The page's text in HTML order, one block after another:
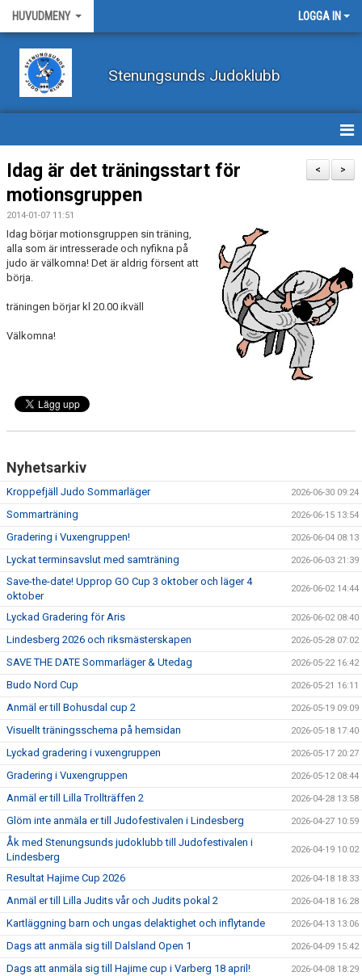
HUVUDMENY LOGGA IN
Stenungsunds Judoklubb
HEM
FÖRBUNDSNYHETER
BILDER
BÖRJA TRÄNA JUDO
BLI MEDLEM
VECKOSCHEMA
>
<
Idag är det träningsstart för
motionsgruppen
2014-01-07 11:51
Idag börjar motionsgruppen sin träning,
alla som är intresserade och nyfikna på
judo är välkomna! Det är aldrig försent att
börja.
träningen börjar kl 20.00 ikväll
Välkomna!
Nyhetsarkiv
Kroppefjäll Judo Sommarläger 2026-06-30 09:24
Sommarträning 2026-06-15 13:54
Gradering i Vuxengruppen! 2026-06-04 08:13
Lyckat terminsavslut med samträning 2026-06-03 21:39
Save-the-date! Upprop GO Cup 3 oktober och läger 4
oktober
2026-06-02 14:44
Lyckad Gradering för Aris 2026-06-02 08:40
Lindesberg 2026 och riksmästerskapen 2026-05-28 07:02
SAVE THE DATE Sommarläger & Utedag 2026-05-22 16:42
Budo Nord Cup 2026-05-21 16:11
Anmäl er till Bohusdal cup 2 2026-05-19 09:09
Visuellt träningsschema på hemsidan 2026-05-18 17:40
Lyckad gradering i vuxengruppen 2026-05-17 20:27
Gradering i Vuxengruppen 2026-05-12 08:44
Anmäl er till Lilla Trollträffen 2 2026-04-28 13:58
Glöm inte anmäla er till Judofestivalen i Lindesberg 2026-04-27 10:59
Åk med Stenungsunds judoklubb till Judofestivalen i
Lindesberg
2026-04-19 10:02
Resultat Hajime Cup 2026 2026-04-18 18:33
Anmäl er till Lilla Judits vår och Judits pokal 2 2026-04-18 16:28
Kartläggning barn och ungas delaktighet och inflytande 2026-04-13 13:06
Dags att anmäla sig till Dalsland Open 1 2026-04-09 15:42
Dags att anmäla sig till Hajime cup i Varberg 18 april! 2026-04-08 18:29